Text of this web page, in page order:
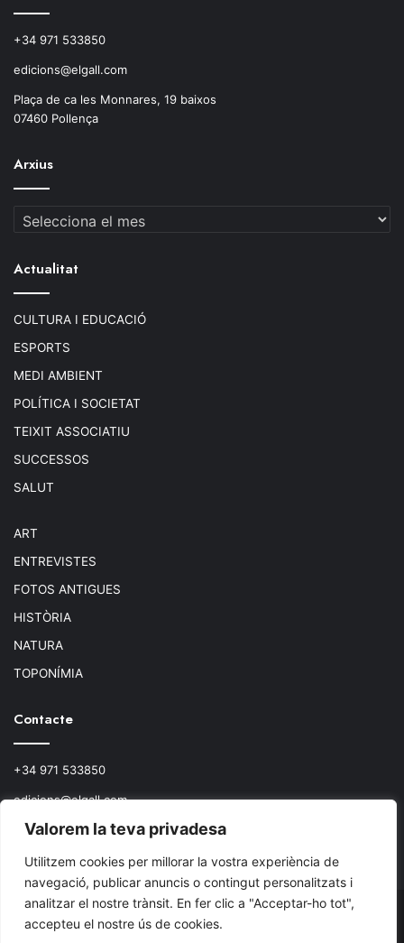
Valorem la teva privadesa
Utilitzem cookies per millorar la vostra experiència de
navegació, publicar anuncis o contingut personalitzats i
analitzar el nostre trànsit. En fer clic a "Acceptar-ho tot",
accepteu el nostre ús de cookies.
+34 971 533850
edicions@elgall.com
Plaça de ca les Monnares, 19 baixos
07460 Pollença
Arxius
Arxius
Actualitat
CULTURA I EDUCACIÓ
ESPORTS
MEDI AMBIENT
POLÍTICA I SOCIETAT
TEIXIT ASSOCIATIU
SUCCESSOS
SALUT
ART
ENTREVISTES
FOTOS ANTIGUES
HISTÒRIA
NATURA
TOPONÍMIA
Contacte
+34 971 533850
edicions@elgall.com
Plaça de ca les Monnares, 19 baixos
© Copyright 2026, Todos los derechos reservados.